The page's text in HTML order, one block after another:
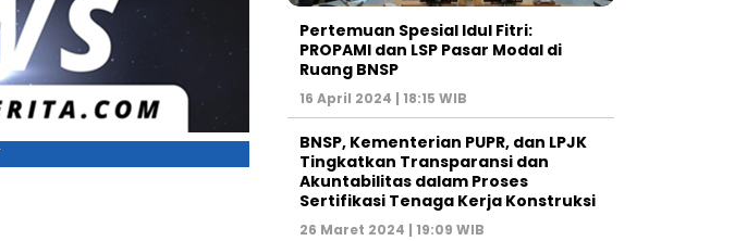
Pertemuan Spesial Idul Fitri:
PROPAMI dan LSP Pasar Modal di
Ruang BNSP
16 April 2024 | 18:15 WIB
BNSP, Kementerian PUPR, dan LPJK
Tingkatkan Transparansi dan
Akuntabilitas dalam Proses
Sertifikasi Tenaga Kerja Konstruksi
26 Maret 2024 | 19:09 WIB